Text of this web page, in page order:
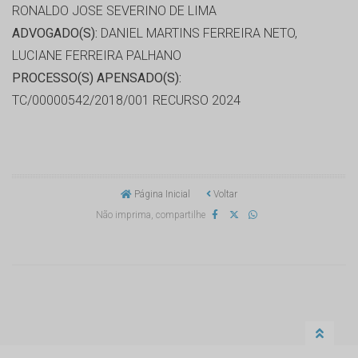
RONALDO JOSE SEVERINO DE LIMA
ADVOGADO(S): DANIEL MARTINS FERREIRA NETO,
LUCIANE FERREIRA PALHANO
PROCESSO(S) APENSADO(S):
TC/00000542/2018/001 RECURSO 2024
Página Inicial
Voltar
Não imprima, compartilhe